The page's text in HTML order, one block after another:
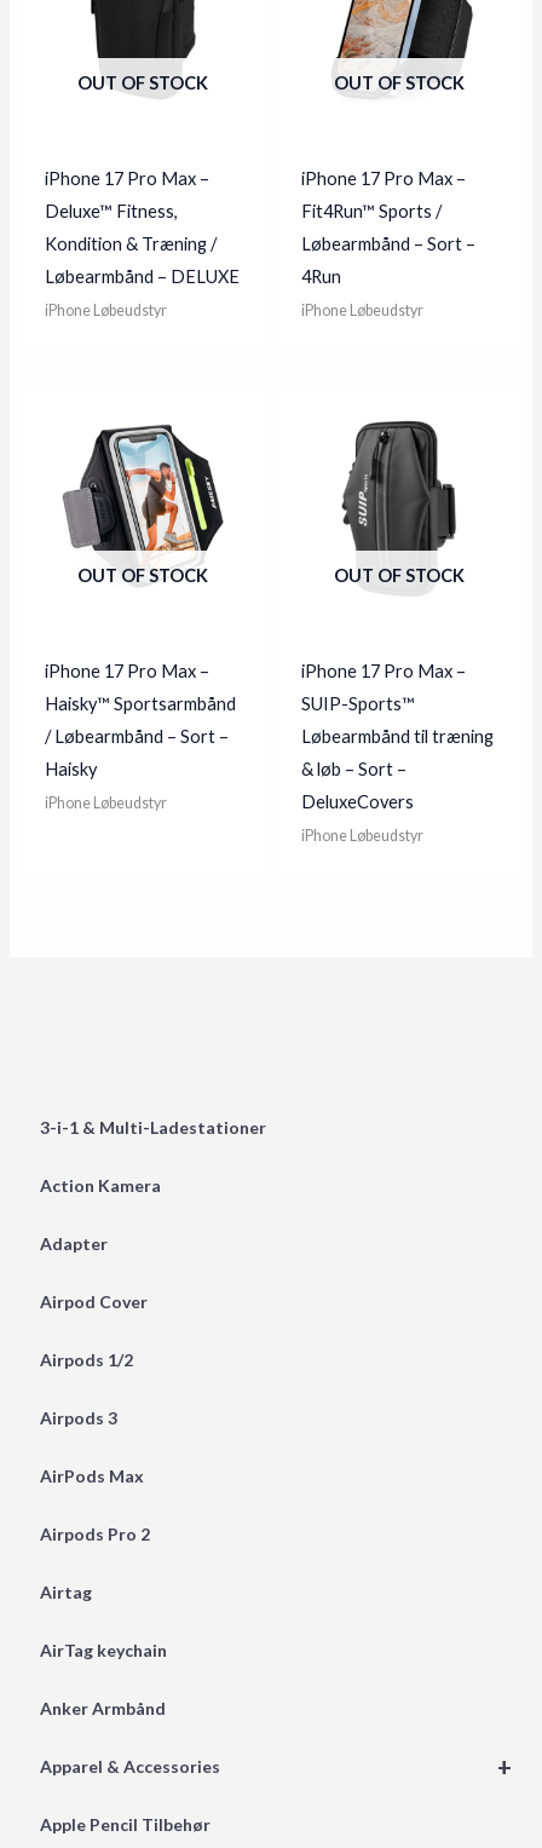
3-i-1 & Multi-Ladestationer
Action Kamera
Adapter
Airpod Cover
Airpods 1/2
Airpods 3
AirPods Max
Airpods Pro 2
Airtag
AirTag keychain
Anker Armbånd
+
Apparel & Accessories
Apple Pencil Tilbehør
OUT OF STOCK
iPhone 17 Pro Max –
Deluxe™ Fitness,
Kondition & Træning /
Løbearmbånd – DELUXE
iPhone Løbeudstyr
OUT OF STOCK
iPhone 17 Pro Max –
Fit4Run™ Sports /
Løbearmbånd – Sort –
4Run
iPhone Løbeudstyr
OUT OF STOCK
iPhone 17 Pro Max –
Haisky™ Sportsarmbånd
/ Løbearmbånd – Sort –
Haisky
iPhone Løbeudstyr
OUT OF STOCK
iPhone 17 Pro Max –
SUIP-Sports™
Løbearmbånd til træning
& løb – Sort –
DeluxeCovers
iPhone Løbeudstyr